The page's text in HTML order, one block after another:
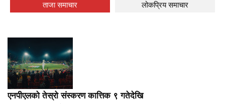
ताजा समाचार लोकप्रिय समाचार
एनपीएलको तेस्रो संस्करण कात्तिक ९ गतेदेखि